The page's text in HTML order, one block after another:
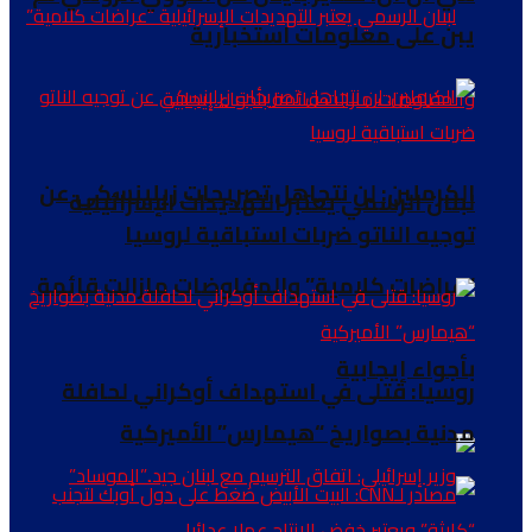
لبنان الرسمي يعتبر التهديدات الإسرائيلية
“عراضات كلامية” والمفاوضات مازالت قائمة
بأجواء إيجابية
يبن على معلومات استخبارية
الكرملين: لن نتجاهل تصريحات زيلينسكي عن
توجيه الناتو ضربات استباقية لروسيا
روسيا: قتلى في استهداف أوكراني لحافلة
مدنية بصواريخ “هيمارس” الأميركية